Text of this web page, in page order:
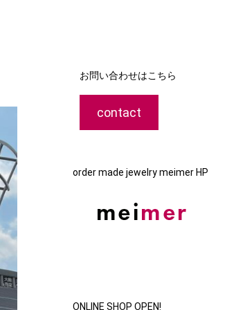
お問い合わせはこちら
contact
order made jewelry meimer HP
ONLINE SHOP OPEN!